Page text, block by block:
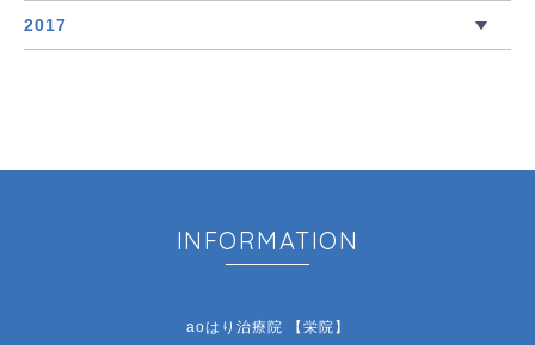
2017
INFORMATION
aoはり治療院 【栄院】